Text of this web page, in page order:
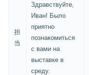
担
当
Здравствуйте,
Иван! Было
приятно
познакомиться
с вами на
выставке в
среду.